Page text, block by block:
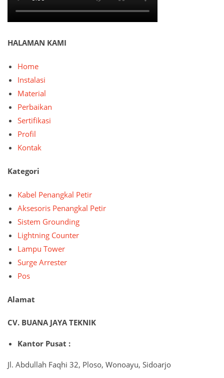
HALAMAN KAMI
Home
Instalasi
Material
Perbaikan
Sertifikasi
Profil
Kontak
Kategori
Kabel Penangkal Petir
Aksesoris Penangkal Petir
Sistem Grounding
Lightning Counter
Lampu Tower
Surge Arrester
Pos
Alamat
CV. BUANA JAYA TEKNIK
Kantor Pusat :
Jl. Abdullah Faqhi 32, Ploso, Wonoayu, Sidoarjo